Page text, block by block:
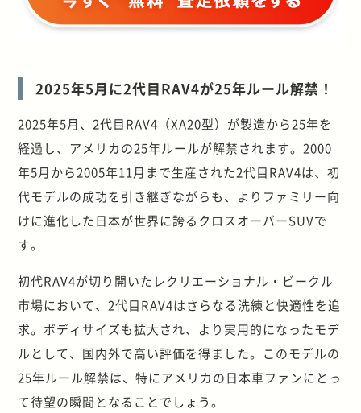
2025年5月に2代目RAV4が25年ルール解禁！
2025年5月、2代目RAV4（XA20型）が製造から25年を
経過し、アメリカの25年ルールが解禁されます。2000
年5月から2005年11月まで生産された2代目RAV4は、初
代モデルの成功を引き継ぎながらも、よりファミリー向
けに進化した日本が世界に誇るクロスオーバーSUVで
す。
初代RAV4が切り開いたレクリエーショナル・ビークル
市場において、2代目RAV4はさらなる洗練と快適性を追
求。ボディサイズも拡大され、より実用的になったモデ
ルとして、国内外で高い評価を得ました。このモデルの
25年ルール解禁は、特にアメリカの日本車ファンにとっ
て待望の瞬間となることでしょう。